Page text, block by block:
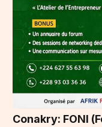
Conakry: FONI